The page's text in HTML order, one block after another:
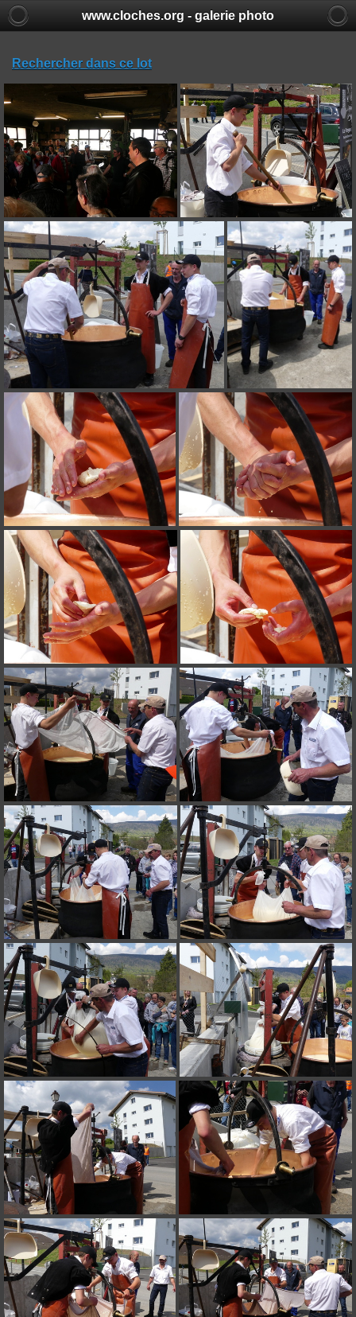
www.cloches.org - galerie photo
Rechercher dans ce lot